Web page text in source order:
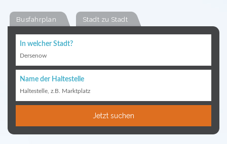
Busfahrplan Stadt zu Stadt
In welcher Stadt?
Dersenow
Name der Haltestelle
Haltestelle, z.B. Marktplatz
Jetzt suchen